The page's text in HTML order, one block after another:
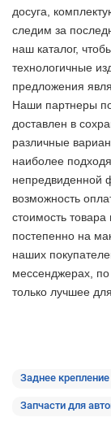
досуга,
следим за
наш каталог,
технологичные
предложения
Наши партнеры
доставлен в
различные
наиболее
непредвиденной
возможность
стоимость
постепенно на
наших
мессенджерах,
только лучшее
Заднее
Запчасти для